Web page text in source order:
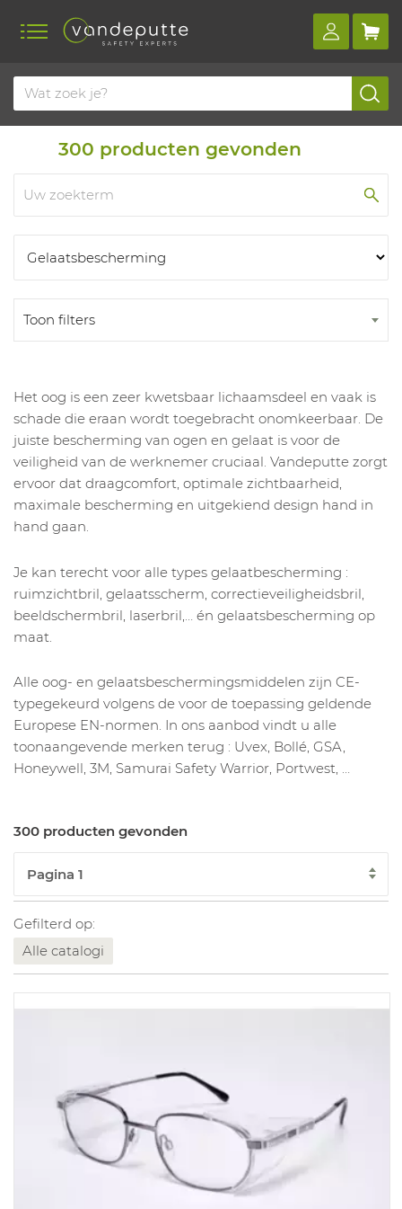
Home Producten
300 producten gevonden
Toon filters
Het oog is een zeer kwetsbaar lichaamsdeel en vaak is
schade die eraan wordt toegebracht onomkeerbaar. De
juiste bescherming van ogen en gelaat is voor de
veiligheid van de werknemer cruciaal. Vandeputte zorgt
ervoor dat draagcomfort, optimale zichtbaarheid,
maximale bescherming en uitgekiend design hand in
hand gaan.
Je kan terecht voor alle types gelaatbescherming :
ruimzichtbril, gelaatsscherm, correctieveiligheidsbril,
beeldschermbril, laserbril,… én gelaatsbescherming op
maat.
Alle oog- en gelaatsbeschermingsmiddelen zijn CE-
typegekeurd volgens de voor de toepassing geldende
Europese EN-normen. In ons aanbod vindt u alle
toonaangevende merken terug : Uvex, Bollé, GSA,
Honeywell, 3M, Samurai Safety Warrior, Portwest, …
300 producten gevonden
Gefilterd op:
Alle catalogi